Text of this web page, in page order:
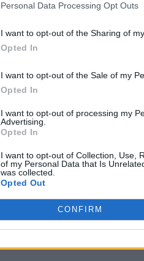
Personal Data Processing Opt Outs
I want to opt-out of the Sharing of
Opted In
I want to opt-out of the Sale of my
Opted In
I want to opt-out of processing my
Advertising.
Opted In
I want to opt-out of Collection, Use,
of my Personal Data that Is
was collected.
Opted Out
CONFIRM